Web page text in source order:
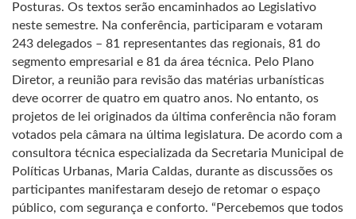
Posturas. Os textos serão encaminhados ao Legislativo
neste semestre. Na conferência, participaram e votaram
243 delegados – 81 representantes das regionais, 81 do
segmento empresarial e 81 da área técnica. Pelo Plano
Diretor, a reunião para revisão das matérias urbanísticas
deve ocorrer de quatro em quatro anos. No entanto, os
projetos de lei originados da última conferência não foram
votados pela câmara na última legislatura. De acordo com a
consultora técnica especializada da Secretaria Municipal de
Políticas Urbanas, Maria Caldas, durante as discussões os
participantes manifestaram desejo de retomar o espaço
público, com segurança e conforto. “Percebemos que todos